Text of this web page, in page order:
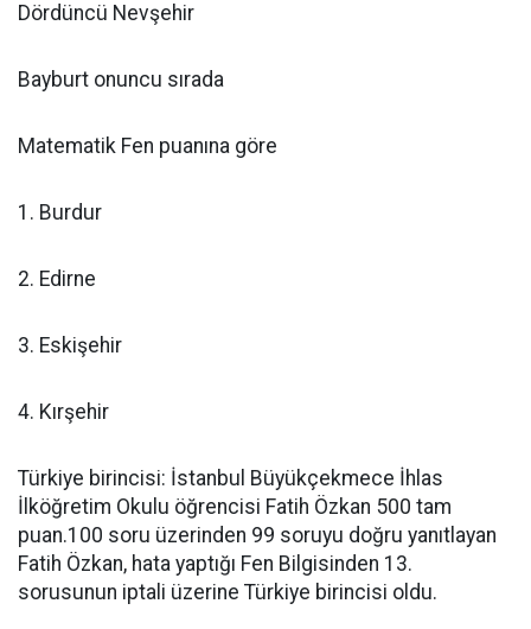
Dördüncü Nevşehir
Bayburt onuncu sırada
Matematik Fen puanına göre
1. Burdur
2. Edirne
3. Eskişehir
4. Kırşehir
Türkiye birincisi: İstanbul Büyükçekmece İhlas
İlköğretim Okulu öğrencisi Fatih Özkan 500 tam
puan.100 soru üzerinden 99 soruyu doğru yanıtlayan
Fatih Özkan, hata yaptığı Fen Bilgisinden 13.
sorusunun iptali üzerine Türkiye birincisi oldu.